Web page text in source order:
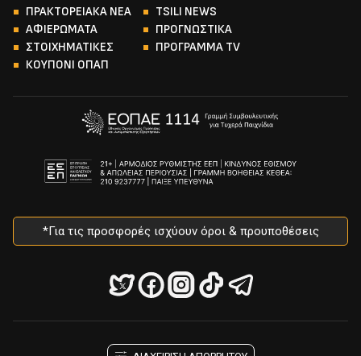
ΠΡΑΚΤΟΡΕΙΑΚΑ ΝΕΑ
TSILI NEWS
ΑΦΙΕΡΩΜΑΤΑ
ΠΡΟΓΝΩΣΤΙΚΑ
ΣΤΟΙΧΗΜΑΤΙΚΕΣ
ΠΡΟΓΡΑΜΜΑ TV
ΚΟΥΠΟΝΙ ΟΠΑΠ
*Για τις προσφορές ισχύουν όροι & προυποθέσεις